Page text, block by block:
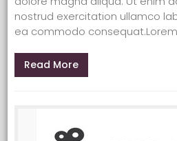
nostrud exercitation ullamco
ea commodo
Read More